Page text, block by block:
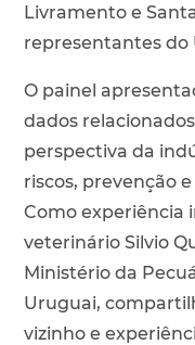
Livramento e
representantes do
O painel
dados
perspectiva da
riscos, prevenção
Como experiência
veterinário Silvio
Ministério da
Uruguai,
vizinho e